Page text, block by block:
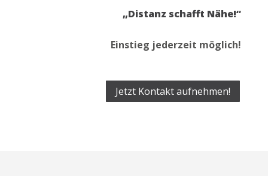
„Distanz schafft Nähe!“
Einstieg jederzeit möglich!
Jetzt Kontakt aufnehmen!